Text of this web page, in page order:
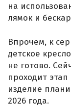
на
лямок и
Впрочем, к
детское
не готово.
проходит
изделие
2026 года.